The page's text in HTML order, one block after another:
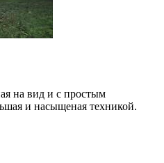
на вид и с простым
и насыщеная техникой.